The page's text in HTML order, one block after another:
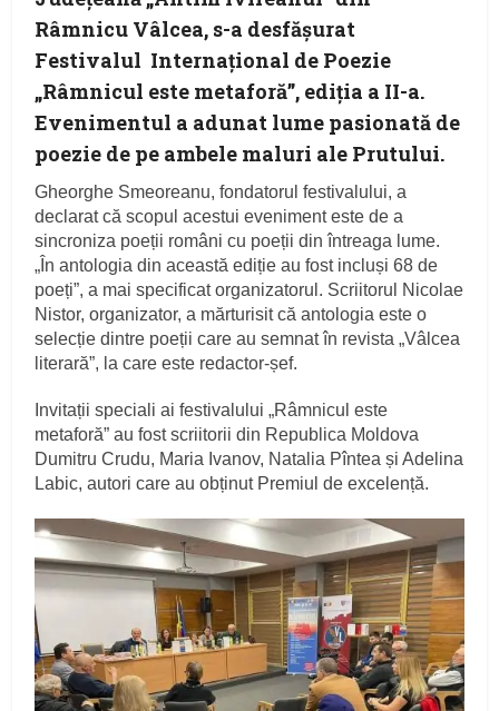
Râmnicu Vâlcea, s-a desfășurat
Festivalul Internațional de Poezie
„Râmnicul este metaforă”, ediția a II-a.
Evenimentul a adunat lume pasionată de
poezie de pe ambele maluri ale Prutului.
Gheorghe Smeoreanu, fondatorul festivalului, a
declarat că scopul acestui eveniment este de a
sincroniza poeții români cu poeții din întreaga lume.
„În antologia din această ediție au fost incluși 68 de
poeți”, a mai specificat organizatorul. Scriitorul Nicolae
Nistor, organizator, a mărturisit că antologia este o
selecție dintre poeții care au semnat în revista „Vâlcea
literară”, la care este redactor-șef.
Invitații speciali ai festivalului „Râmnicul este
metaforă” au fost scriitorii din Republica Moldova
Dumitru Crudu, Maria Ivanov, Natalia Pîntea și Adelina
Labic, autori care au obținut Premiul de excelență.